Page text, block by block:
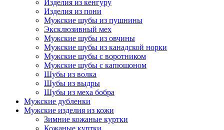
Изделия из кенгуру
Изделия из пони
Мужские шубы из пушнины
Эксклюзивный мех
Мужские шубы из овчины
Мужские шубы из канадской норки
Мужские шубы с воротником
Мужские шубы с капюшоном
Шубы из волка
Шубы из выдры
Шубы из меха бобра
Мужские дубленки
Мужские изделия из кожи
Зимние кожаные куртки
Кожаные куртки